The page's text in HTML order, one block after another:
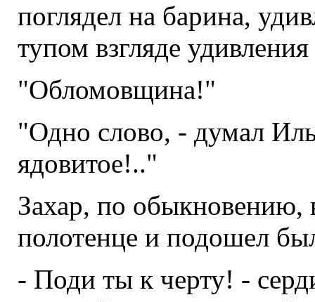
поглядел на барина,
тупом взгляде
"Обломовщина!"
"Одно слово, - думал
ядовитое!.."
Захар, по обыкновению,
полотенце и подошел
- Поди ты к черту! -